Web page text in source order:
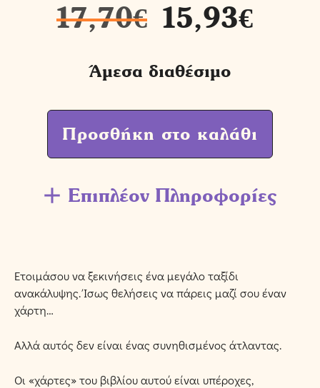
17,70€ 15,93€
Άμεσα διαθέσιμο
Προσθήκη στο καλάθι
Επιπλέον Πληροφορίες
Ετοιμάσου να ξεκινήσεις ένα μεγάλο ταξίδι
ανακάλυψης. Ίσως θελήσεις να πάρεις μαζί σου έναν
χάρτη…
Αλλά αυτός δεν είναι ένας συνηθισμένος άτλαντας.
Οι «χάρτες» του βιβλίου αυτού είναι υπέροχες,